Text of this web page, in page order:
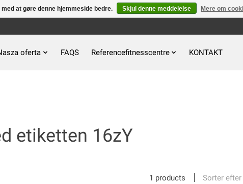
oferta FAQS Referencefitnesscentre KONTAKT
etiketten 16zY
1 products Sorter efter
at gøre denne hjemmeside bedre. Skjul denne meddelelse Mere om